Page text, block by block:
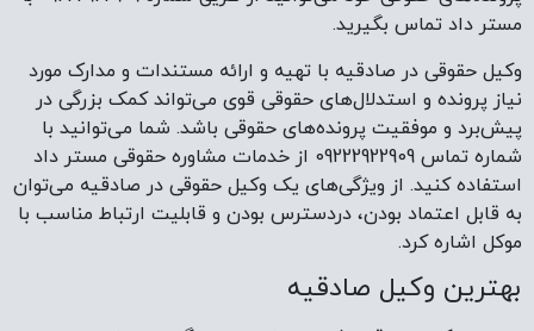
بهترین وکیل صادقیه شما با حضور در دادگاه‌ها، تنظیم لوایح و
دفاعیات لازم، و پیگیری پرونده، از حقوق و منافع شما در مقابل
قاضی و سایر طرفین دعوی به طور قاطعانه دفاع خواهد کرد.
تسلط بهترین وکیل صادقیه در مباحث قانونی، باعث میشود که با
بررسی دقیق پرونده شما، بهترین راهبرد را برای رسیدن به نتیجه
مطلوب اتخاذ کند. تخصص و دانش بهترین وکیل صادقیه
می‌تواند شما را از چالش‌های حقوقی نجات دهد و به شما کمک
میکند تا با آرامش بیشتری در دادگاه‌ها حضور پیدا کنید. برای
مشاوره با مستر داد و کمک گرفتن از بهترین وکیل صادقیه،
میتوانید با شماره 09222922909 تماس بگیرید.